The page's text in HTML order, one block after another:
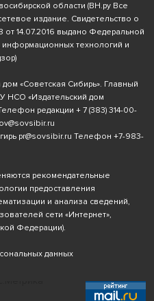
области (ВН.ру Все
издание. Свидетельство о
14.07.2016 выдано Федеральной
технологий и
«Советская Сибирь». Главный
НСО «Издательский дом
редакции + 7 (383) 314-00-
pr@sovsibir.ru Телефон +7-983-
рекомендательные
предоставления
и анализа сведений,
сети «Интернет»,
Федерации).
данных